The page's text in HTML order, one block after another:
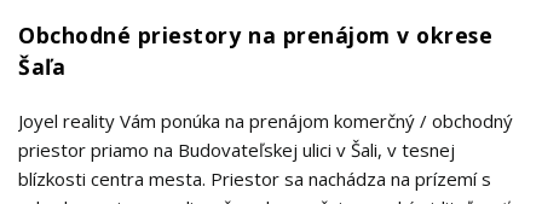
Obchodné priestory na prenájom v okrese
Šaľa
Joyel reality Vám ponúka na prenájom komerčný / obchodný
priestor priamo na Budovateľskej ulici v Šali, v tesnej
blízkosti centra mesta. Priestor sa nachádza na prízemí s